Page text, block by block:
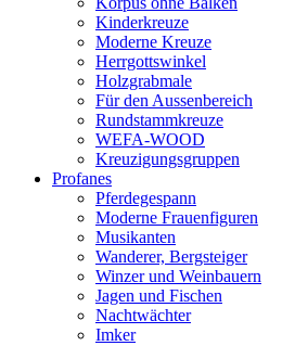
Kinderkreuze
Moderne Kreuze
Herrgottswinkel
Holzgrabmale
Für den Aussenbereich
Rundstammkreuze
WEFA-WOOD
Kreuzigungsgruppen
Profanes
Pferdegespann
Moderne Frauenfiguren
Musikanten
Wanderer, Bergsteiger
Winzer und Weinbauern
Jagen und Fischen
Nachtwächter
Imker